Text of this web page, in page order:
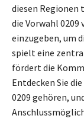
diesen Regionen
die Vorwahl
einzugeben, um
spielt eine
fördert die
Entdecken Sie
0209 gehören,